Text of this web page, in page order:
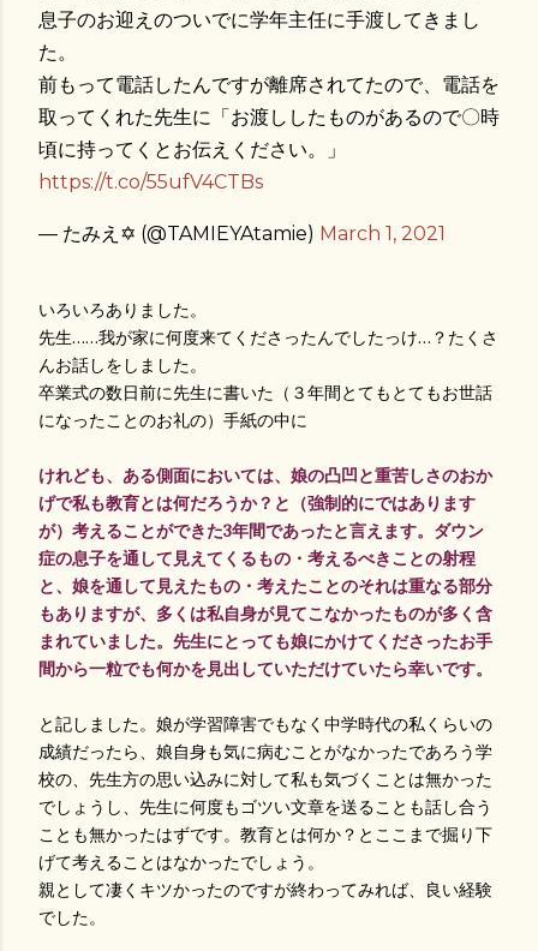
息子のお迎えのついでに学年主任に手渡してきまし
た。
前もって電話したんですが離席されてたので、電話を
取ってくれた先生に「お渡ししたものがあるので〇時
頃に持ってくとお伝えください。」
https://t.co/55ufV4CTBs
— たみえ✡ (@TAMIEYAtamie) March 1, 2021
いろいろありました。
先生……我が家に何度来てくださったんでしたっけ…？たくさ
んお話しをしました。
卒業式の数日前に先生に書いた（３年間とてもとてもお世話
になったことのお礼の）手紙の中に
けれども、ある側面においては、娘の凸凹と重苦しさのおか
げで私も教育とは何だろうか？と（強制的にではあります
が）考えることができた3年間であったと言えます。ダウン
症の息子を通して見えてくるもの・考えるべきことの射程
と、娘を通して見えたもの・考えたことのそれは重なる部分
もありますが、多くは私自身が見てこなかったものが多く含
まれていました。先生にとっても娘にかけてくださったお手
間から一粒でも何かを見出していただけていたら幸いです。
と記しました。娘が学習障害でもなく中学時代の私くらいの
成績だったら、娘自身も気に病むことがなかったであろう学
校の、先生方の思い込みに対して私も気づくことは無かった
でしょうし、先生に何度もゴツい文章を送ることも話し合う
ことも無かったはずです。教育とは何か？とここまで掘り下
げて考えることはなかったでしょう。
親として凄くキツかったのですが終わってみれば、良い経験
でした。